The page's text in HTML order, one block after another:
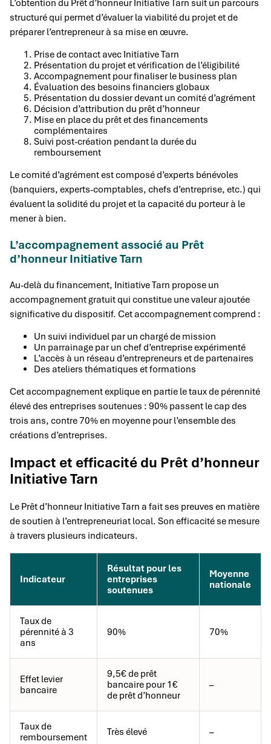
L’obtention du Prêt d’honneur Initiative Tarn suit un parcours
structuré qui permet d’évaluer la viabilité du projet et de
préparer l’entrepreneur à sa mise en œuvre.
Prise de contact avec Initiative Tarn
Présentation du projet et vérification de l’éligibilité
Accompagnement pour finaliser le business plan
Évaluation des besoins financiers globaux
Présentation du dossier devant un comité d’agrément
Décision d’attribution du prêt d’honneur
Mise en place du prêt et des financements
complémentaires
Suivi post-création pendant la durée du
remboursement
Le comité d’agrément est composé d’experts bénévoles
(banquiers, experts-comptables, chefs d’entreprise, etc.) qui
évaluent la solidité du projet et la capacité du porteur à le
mener à bien.
L’accompagnement associé au Prêt
d’honneur Initiative Tarn
Au-delà du financement, Initiative Tarn propose un
accompagnement gratuit qui constitue une valeur ajoutée
significative du dispositif. Cet accompagnement comprend :
Un suivi individuel par un chargé de mission
Un parrainage par un chef d’entreprise expérimenté
L’accès à un réseau d’entrepreneurs et de partenaires
Des ateliers thématiques et formations
Cet accompagnement explique en partie le taux de pérennité
élevé des entreprises soutenues : 90% passent le cap des
trois ans, contre 70% en moyenne pour l’ensemble des
créations d’entreprises.
Impact et efficacité du Prêt d’honneur
Initiative Tarn
Le Prêt d’honneur Initiative Tarn a fait ses preuves en matière
de soutien à l’entrepreneuriat local. Son efficacité se mesure
à travers plusieurs indicateurs.
Indicateur
Résultat pour les
entreprises
soutenues
Moyenne
nationale
Taux de
pérennité à 3
ans
90% 70%
Effet levier
bancaire
9,5€ de prêt
bancaire pour 1€
de prêt d’honneur
–
Taux de
remboursement
Très élevé –